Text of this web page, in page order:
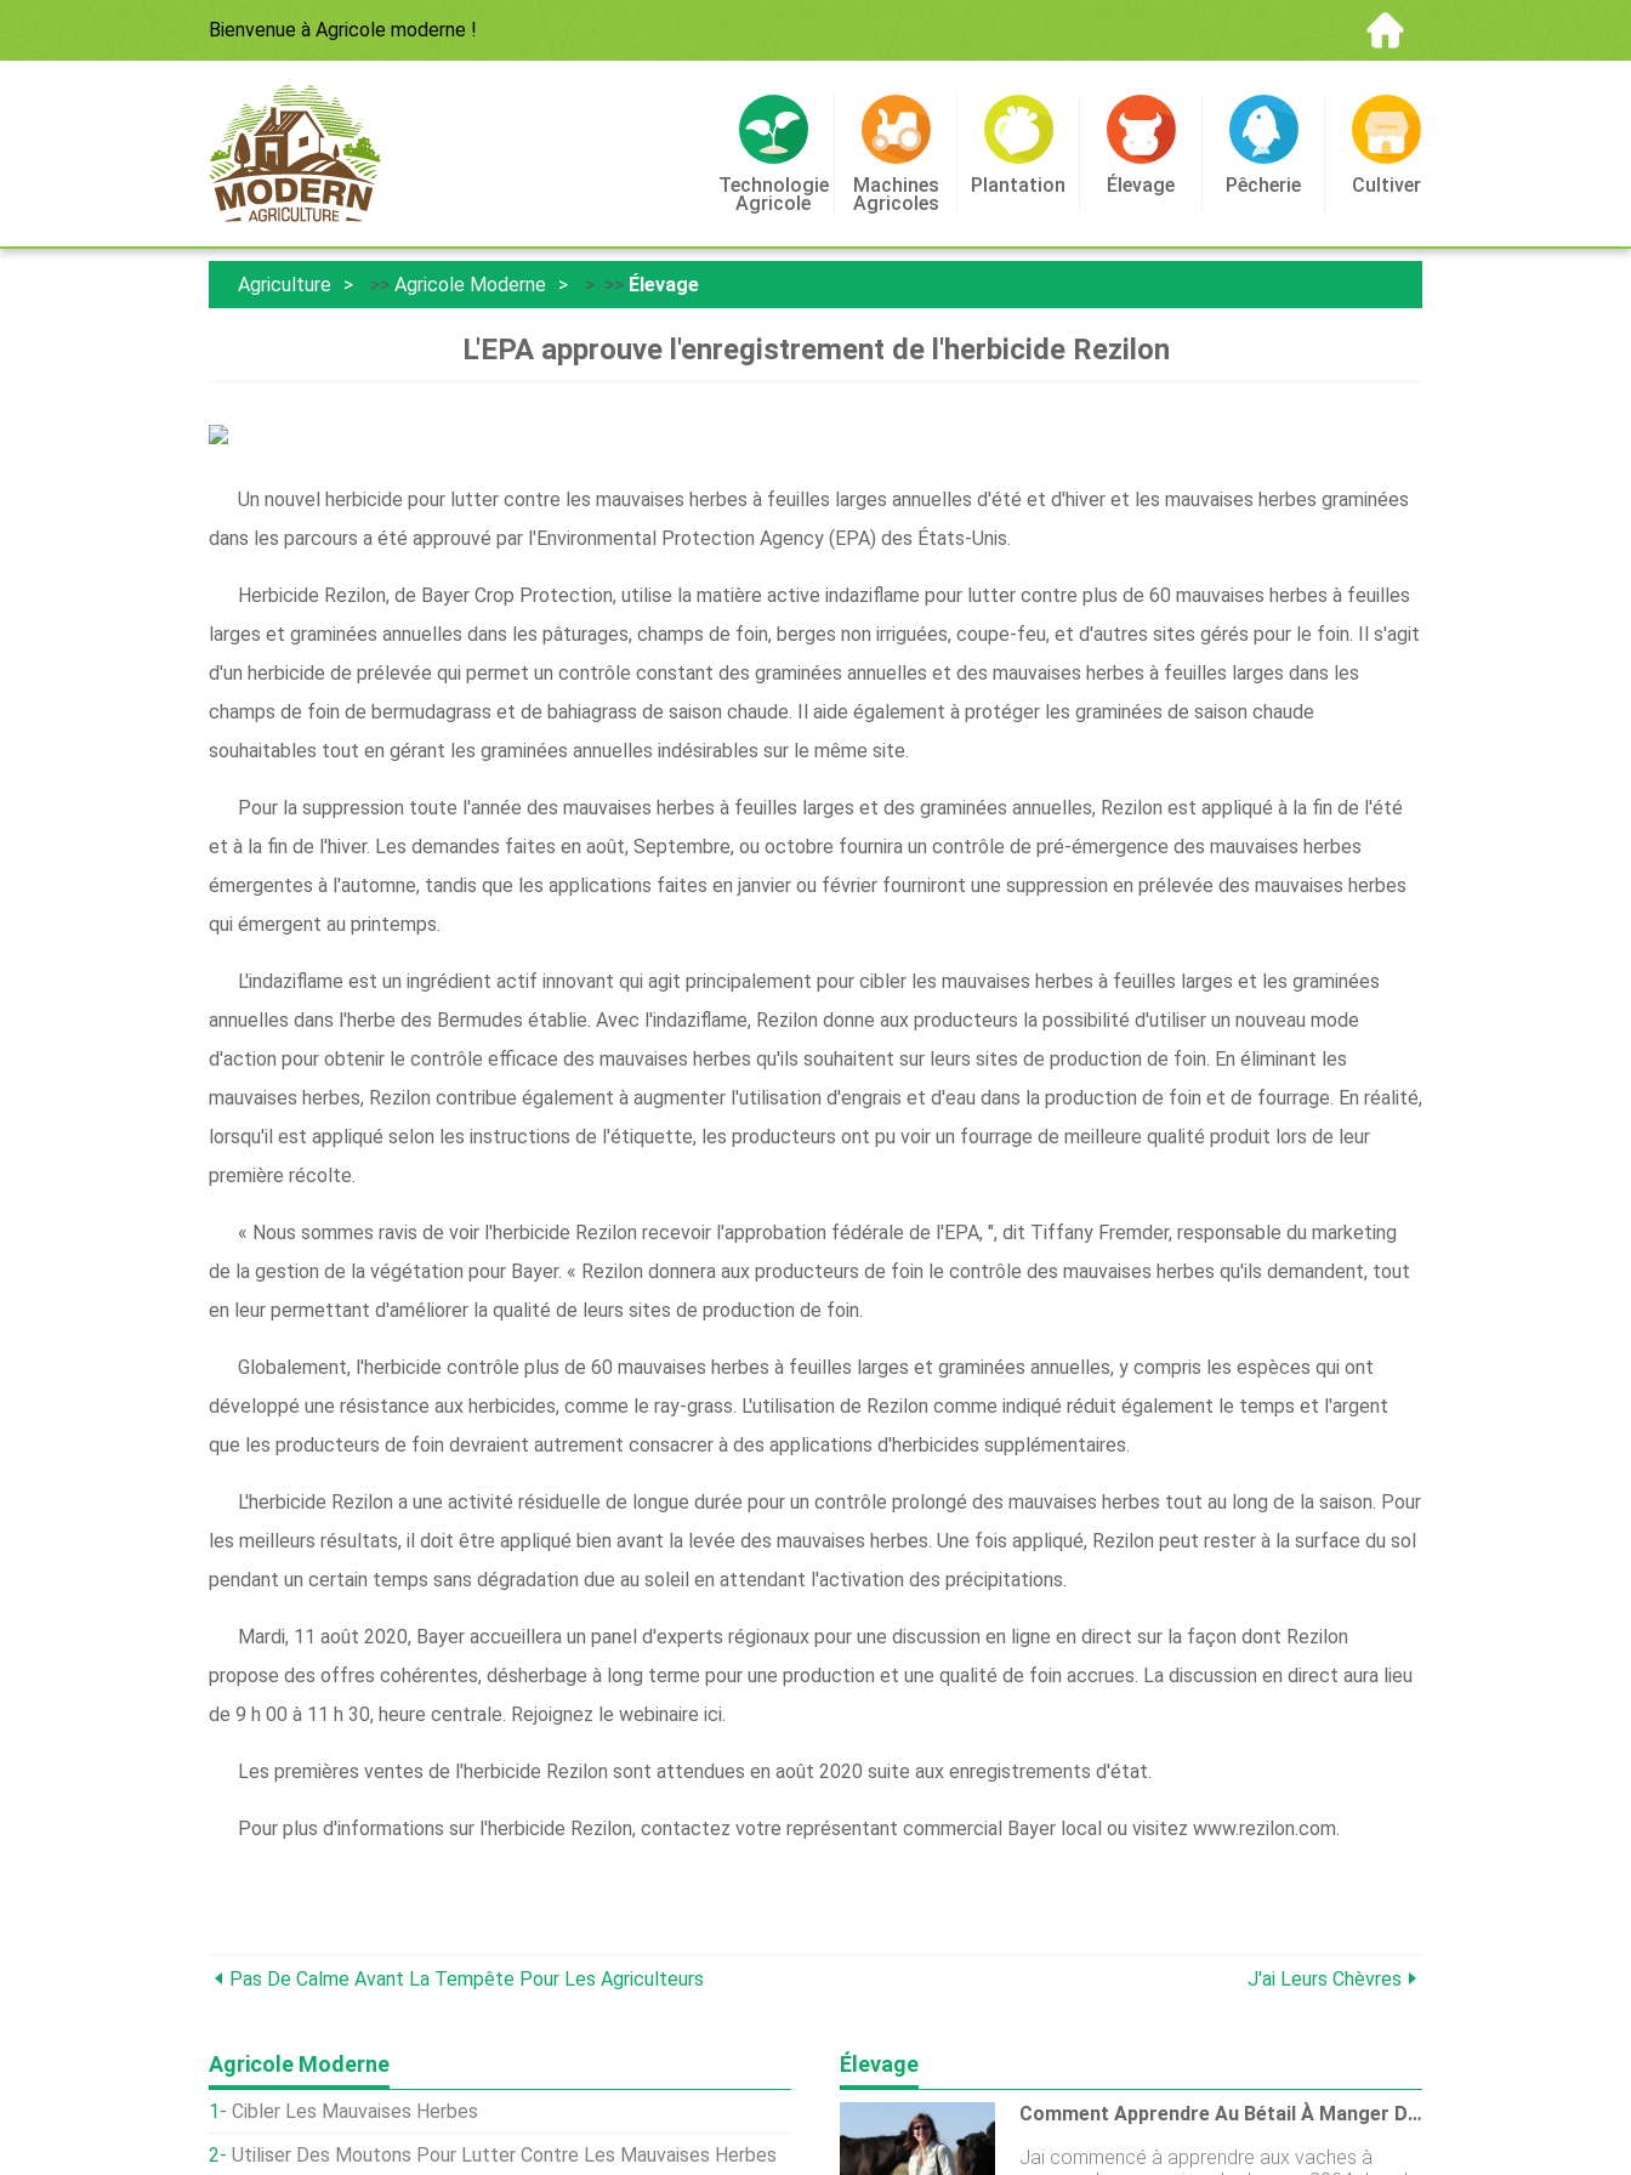
Bienvenue à Agricole moderne !
Technologie
Agricole
Machines
Agricoles
Plantation Élevage Pêcherie Cultiver
Agriculture >> Agricole Moderne > >> Élevage
L'EPA approuve l'enregistrement de l'herbicide Rezilon
Un nouvel herbicide pour lutter contre les mauvaises herbes à feuilles larges annuelles d'été et d'hiver et les mauvaises herbes graminées
dans les parcours a été approuvé par l'Environmental Protection Agency (EPA) des États-Unis.
Herbicide Rezilon, de Bayer Crop Protection, utilise la matière active indaziflame pour lutter contre plus de 60 mauvaises herbes à feuilles
larges et graminées annuelles dans les pâturages, champs de foin, berges non irriguées, coupe-feu, et d'autres sites gérés pour le foin. Il s'agit
d'un herbicide de prélevée qui permet un contrôle constant des graminées annuelles et des mauvaises herbes à feuilles larges dans les
champs de foin de bermudagrass et de bahiagrass de saison chaude. Il aide également à protéger les graminées de saison chaude
souhaitables tout en gérant les graminées annuelles indésirables sur le même site.
Pour la suppression toute l'année des mauvaises herbes à feuilles larges et des graminées annuelles, Rezilon est appliqué à la fin de l'été
et à la fin de l'hiver. Les demandes faites en août, Septembre, ou octobre fournira un contrôle de pré-émergence des mauvaises herbes
émergentes à l'automne, tandis que les applications faites en janvier ou février fourniront une suppression en prélevée des mauvaises herbes
qui émergent au printemps.
L'indaziflame est un ingrédient actif innovant qui agit principalement pour cibler les mauvaises herbes à feuilles larges et les graminées
annuelles dans l'herbe des Bermudes établie. Avec l'indaziflame, Rezilon donne aux producteurs la possibilité d'utiliser un nouveau mode
d'action pour obtenir le contrôle efficace des mauvaises herbes qu'ils souhaitent sur leurs sites de production de foin. En éliminant les
mauvaises herbes, Rezilon contribue également à augmenter l'utilisation d'engrais et d'eau dans la production de foin et de fourrage. En réalité,
lorsqu'il est appliqué selon les instructions de l'étiquette, les producteurs ont pu voir un fourrage de meilleure qualité produit lors de leur
première récolte.
« Nous sommes ravis de voir l'herbicide Rezilon recevoir l'approbation fédérale de l'EPA, ", dit Tiffany Fremder, responsable du marketing
de la gestion de la végétation pour Bayer. « Rezilon donnera aux producteurs de foin le contrôle des mauvaises herbes qu'ils demandent, tout
en leur permettant d'améliorer la qualité de leurs sites de production de foin.
Globalement, l'herbicide contrôle plus de 60 mauvaises herbes à feuilles larges et graminées annuelles, y compris les espèces qui ont
développé une résistance aux herbicides, comme le ray-grass. L'utilisation de Rezilon comme indiqué réduit également le temps et l'argent
que les producteurs de foin devraient autrement consacrer à des applications d'herbicides supplémentaires.
L'herbicide Rezilon a une activité résiduelle de longue durée pour un contrôle prolongé des mauvaises herbes tout au long de la saison. Pour
les meilleurs résultats, il doit être appliqué bien avant la levée des mauvaises herbes. Une fois appliqué, Rezilon peut rester à la surface du sol
pendant un certain temps sans dégradation due au soleil en attendant l'activation des précipitations.
Mardi, 11 août 2020, Bayer accueillera un panel d'experts régionaux pour une discussion en ligne en direct sur la façon dont Rezilon
propose des offres cohérentes, désherbage à long terme pour une production et une qualité de foin accrues. La discussion en direct aura lieu
de 9 h 00 à 11 h 30, heure centrale. Rejoignez le webinaire ici.
Les premières ventes de l'herbicide Rezilon sont attendues en août 2020 suite aux enregistrements d'état.
Pour plus d'informations sur l'herbicide Rezilon, contactez votre représentant commercial Bayer local ou visitez www.rezilon.com.
Pas De Calme Avant La Tempête Pour Les Agriculteurs J'ai Leurs Chèvres
Agricole Moderne
Cibler Les Mauvaises Herbes
Utiliser Des Moutons Pour Lutter Contre Les Mauvaises Herbes
Élevage
Comment Apprendre Au Bétail À Manger Des Mauvaises Herbes
Jai commencé à apprendre aux vaches à